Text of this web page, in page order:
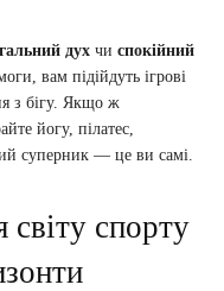
дух чи спокійний
вам підійдуть ігрові
з бігу. Якщо ж
йогу, пілатес,
суперник — це ви самі.
спорту